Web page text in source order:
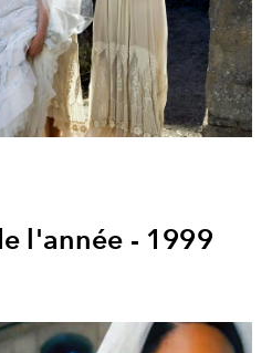
l'année - 1999